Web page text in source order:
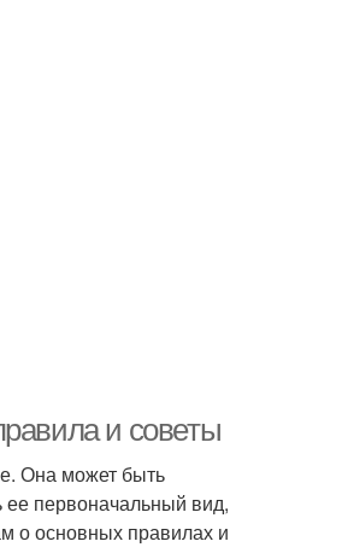
и советы
Она может быть
ее первоначальный вид,
о основных правилах и